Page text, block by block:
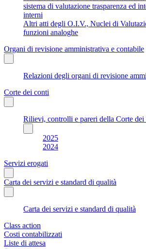
sistema di valutazione trasparenza ed
interni
Altri atti degli O.I.V., Nuclei di
funzioni analoghe
Organi di revisione amministrativa e contabile
Relazioni degli organi di revisione
Corte dei conti
Rilievi, controlli e pareri della Corte dei
2025
2024
Servizi erogati
Carta dei servizi e standard di qualità
Carta dei servizi e standard di qualità
Class action
Costi contabilizzati
Liste di attesa